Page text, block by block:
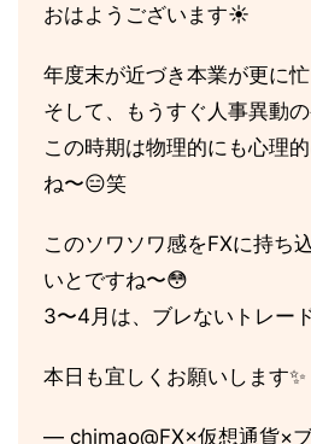
おはようございます☀️
年度末が近づき本業が更に
そして、もうすぐ人事異動
この時期は物理的にも心理
ね〜😑笑
このソワソワ感をFXに持ち
いとですね〜😳
3〜4月は、ブレないトレー
本日も宜しくお願いします✨
— chimao@FX×仮想通貨×